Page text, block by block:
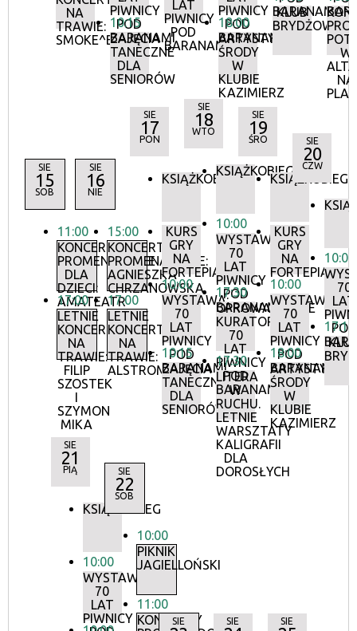
NA
TRAWIE:
SMOKE^BLUES
PIWNICY
POD
BARANAMI
10:15
ZAJĘCIA
TANECZNE
DLA
SENIORÓW
LAT
PIWNICY
POD
BARANAMI
PIWNICY
POD
BARANAMI
18:00
ARTYSTYCZNE
ŚRODY
W
KLUBIE
KAZIMIERZ
BARANAMI
KLUB
BRYDŻOWY
W
NA
SIE
15
SOB
11:00
KONCERTY
PROMENADOWE
DLA
DZIECI:
AMATEATR
17:00
LETNIE
KONCERTY
NA
TRAWIE:
FILIP
SZOSTEK
I
SZYMON
MIKA
SIE
16
NIE
15:00
KONCERTY
PROMENADOWE:
AGNIESZKA
CHRZANOWSKA
17:00
LETNIE
KONCERTY
NA
TRAWIE:
ALSTROMERIE
SIE
17
PON
KSIĄŻKOBIEG
KURS
GRY
NA
FORTEPIANIE
10:00
WYSTAWA:
70
LAT
PIWNICY
POD
BARANAMI
10:15
ZAJĘCIA
TANECZNE
DLA
SENIORÓW
SIE
18
WTO
KSIĄŻKOBIEG
10:00
WYSTAWA:
70
LAT
PIWNICY
POD
BARANAMI
17:30
OPROWADZANIE
KURATORSKIE:
70
LAT
PIWNICY
POD
BARANAMI
17:30
LITERA
W
RUCHU.
LETNIE
WARSZTATY
KALIGRAFII
DLA
DOROSŁYCH
SIE
19
ŚRO
KSIĄŻKOBIEG
KURS
GRY
NA
FORTEPIANIE
10:00
WYSTAWA:
70
LAT
PIWNICY
POD
BARANAMI
18:00
ŚRODY
W
KLUBIE
KAZIMIERZ
SIE
20
CZW
10:00
70
LAT
POD
17:15
SIE
21
PIĄ
KSIĄŻKOBIEG
10:00
WYSTAWA:
70
LAT
PIWNICY
SIE
22
SOB
10:00
PIKNIK
JAGIELLOŃSKI
11:00
KONCERTY
SIE SIE SIE